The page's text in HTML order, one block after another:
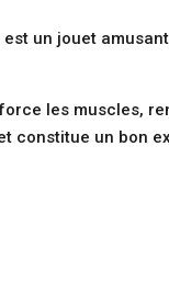
est un jouet
les muscles,
constitue un bon